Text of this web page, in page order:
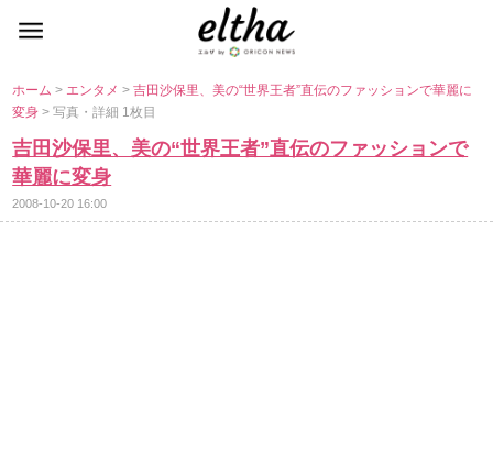
ホーム> エンタメ>吉田沙保里、美の“世界王者”直伝のファッションで華麗に
変身> 写真・詳細 1枚目
吉田沙保里、美の“世界王者”直伝のファッションで
華麗に変身
2008-10-20 16:00